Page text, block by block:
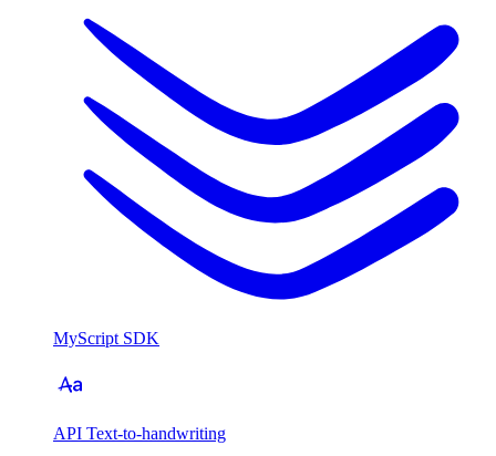
MyScript SDK
API Text-to-handwriting